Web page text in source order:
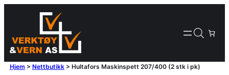
Hjem > Nettbutikk> Hultafors Maskinspett 207/400 (2 stk i pk)